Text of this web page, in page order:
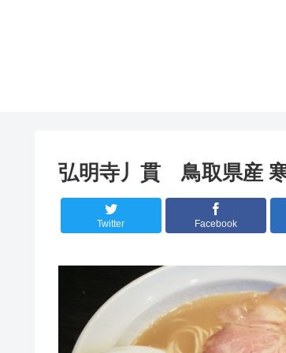
弘明寺丿貫 鳥取県産
Twitter Facebook